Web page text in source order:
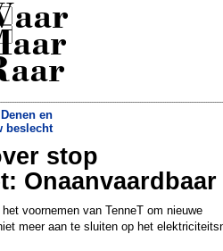
en
beslecht
operatie voor vogelopvang: 150
tegelijk uitgezet
stop
Onaanvaardbaar
voornemen van TenneT om nieuwe
meer aan te sluiten op het